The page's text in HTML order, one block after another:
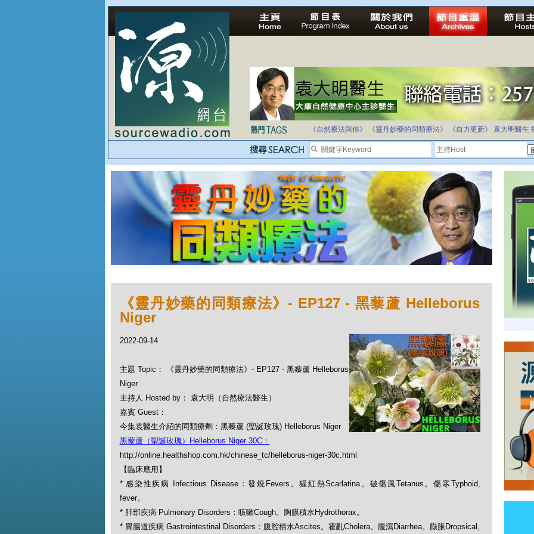
法治社會並不等同公正社會
自家教育合法化-推動多元化教育，全民學卷制
《自然療法與你》 《靈丹妙藥的同類療法》 《自力更新》 袁大明醫生
《靈丹妙藥的同類療法》- EP127 - 黑藜蘆 Helleborus
Niger
2022-09-14
主題 Topic： 《靈丹妙藥的同類療法》- EP127 - 黑藜蘆 Helleborus
Niger
主持人 Hosted by： 袁大明（自然療法醫生）
嘉賓 Guest：
今集袁醫生介紹的同類療劑：黑藜蘆 (聖誕玫瑰) Helleborus Niger
黑藜蘆（聖誕玫瑰）Helleborus Niger 30C：
http://online.healthshop.com.hk/chinese_tc/helleborus-niger-30c.html
【臨床應用】
* 感染性疾病 Infectious Disease：發燒Fevers。猩紅熱Scarlatina。破傷風Tetanus。傷寒Typhoid,
fever。
* 肺部疾病 Pulmonary Disorders：咳嗽Cough。胸膜積水Hydrothorax。
* 胃腸道疾病 Gastrointestinal Disorders：腹腔積水Ascites。霍亂Cholera。腹瀉Diarrhea。臌脹Dropsical,